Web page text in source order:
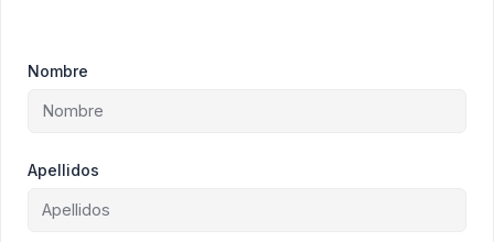
Nombre
Apellidos